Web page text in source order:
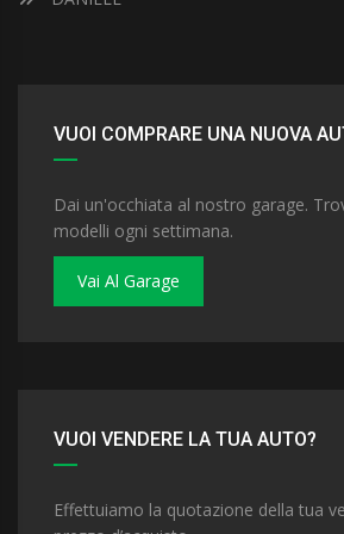
VUOI COMPRARE UNA NUOVA
Dai un'occhiata al nostro garage.
modelli ogni settimana.
Vai Al Garage
VUOI VENDERE LA TUA AUTO?
Effettuiamo la quotazione della tua